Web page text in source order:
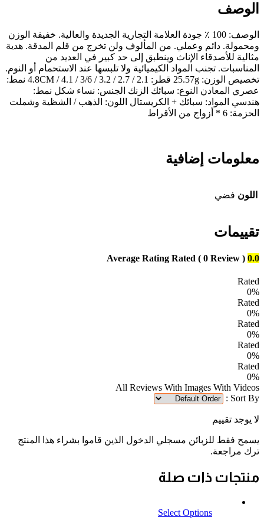
الوصف
الوصف: 100 ٪ جودة العلامة التجارية الجديدة والعالية. خفيفة الوزن
ومحمولة. دائم وعملي. من المألوف ولن تخرج من قلم المدقة. هدية
مثالية للأصدقاء الإناث وينطبق إلى حد كبير في العديد من
المناسبات. تجنب المواد الكيميائية ولا تلبسها عند الاستحمام أو النوم.
تخصيص الوزن: 25.57g قطر: 2.1 / 2.7 / 3.2 / 3/6 / 4.1 / 4.8CM نمط:
عصري المعادن النوع: سبائك الزنك الجنس: نساء شكل نمط:
هندسي المواد: سبائك + الكريستال اللون: الذهب / الشظية وشملت
الحزمة: 6 * أزواج من الأقراط
معلومات إضافية
اللون فضي
تقييمات
0.0
Average Rating Rated ( 0 Review )
Rated
0%
Rated
0%
Rated
0%
Rated
0%
Rated
0%
All Reviews With Images With Videos
Sort By :
لا يوجد تقييم
يسمح فقط للزبائن مسجلي الدخول الذين قاموا بشراء هذا المنتج
ترك مراجعة.
منتجات ذات صلة
Select Options